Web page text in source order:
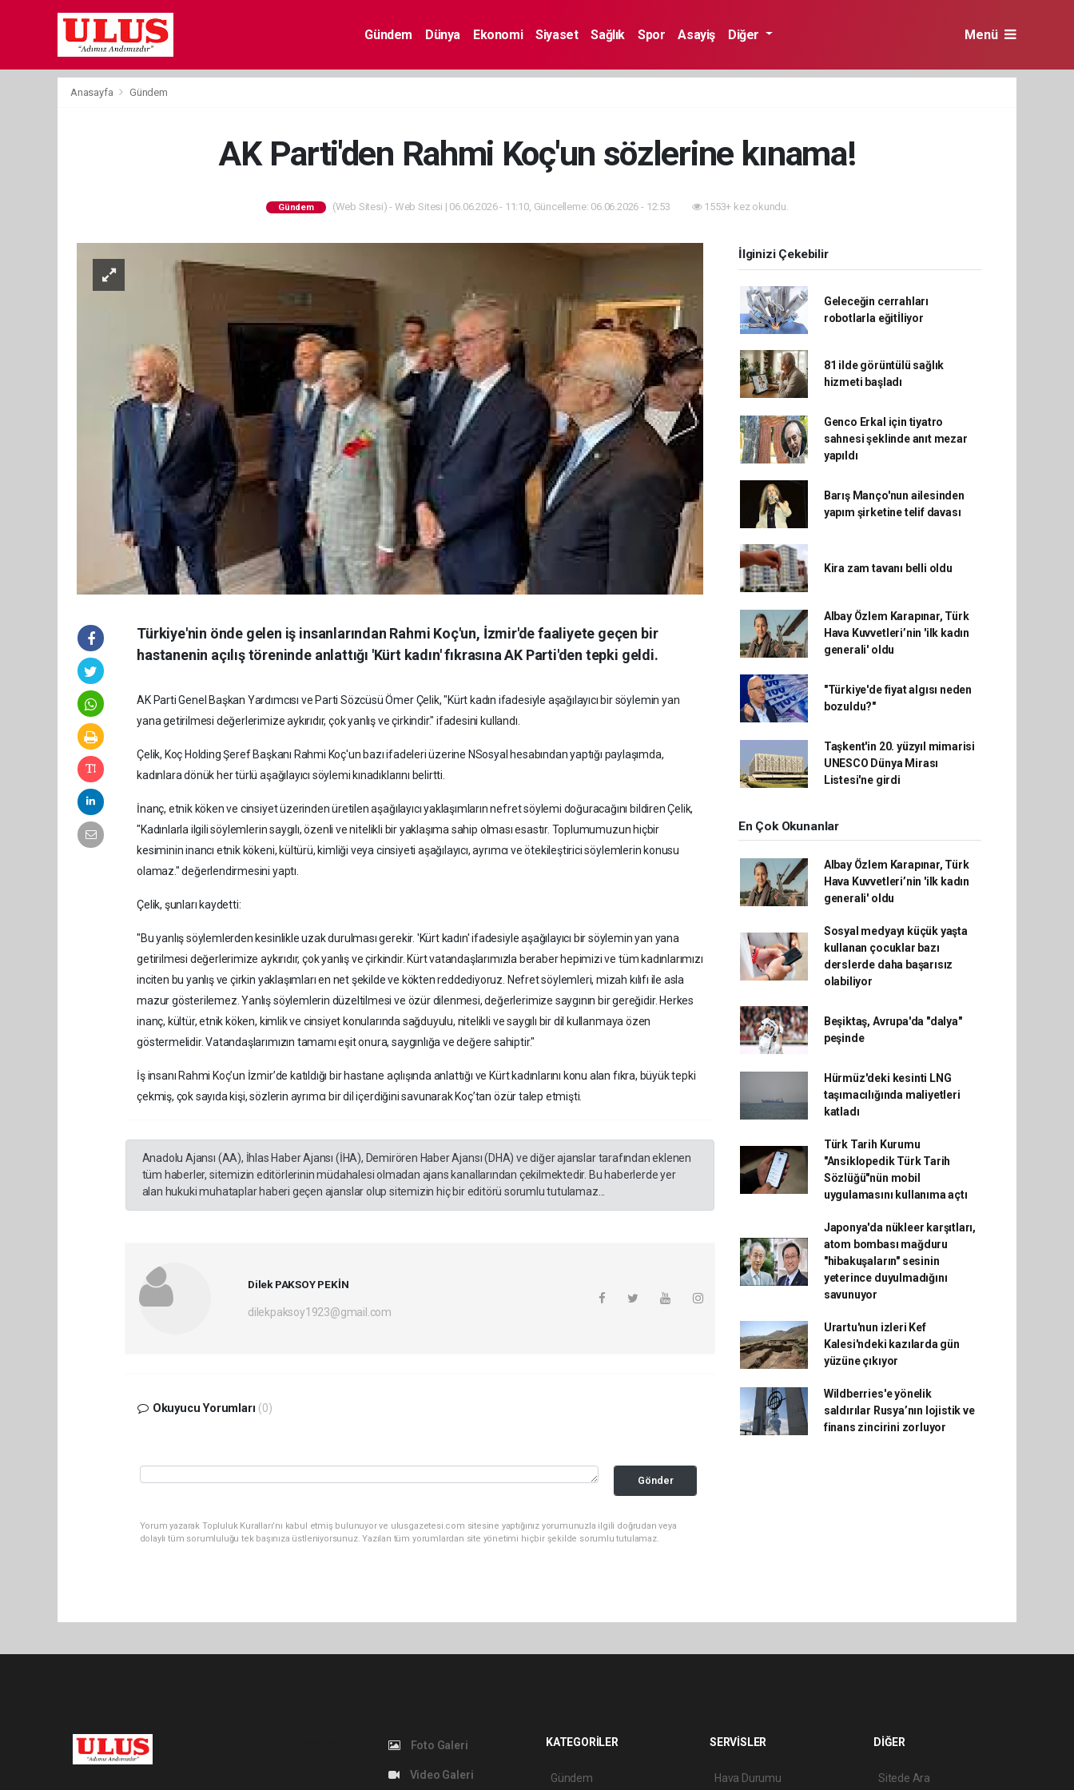
Gündem Dünya Ekonomi Siyaset Sağlık Spor Asayiş Diğer Menü
Anasayfa Gündem
AK Parti'den Rahmi Koç'un sözlerine kınama!
Gündem (Web Sitesi) - Web Sitesi | 06.06.2026 - 11:10, Güncelleme: 06.06.2026 - 12:53 1553+ kez okundu.
Türkiye'nin önde gelen iş insanlarından Rahmi Koç'un, İzmir'de faaliyete geçen bir
hastanenin açılış töreninde anlattığı 'Kürt kadın' fıkrasına AK Parti'den tepki geldi.
AK Parti Genel Başkan Yardımcısı ve Parti Sözcüsü Ömer Çelik, "Kürt kadın ifadesiyle aşağılayıcı bir söylemin yan
yana getirilmesi değerlerimize aykırıdır, çok yanlış ve çirkindir." ifadesini kullandı.
Çelik, Koç Holding Şeref Başkanı Rahmi Koç'un bazı ifadeleri üzerine NSosyal hesabından yaptığı paylaşımda,
kadınlara dönük her türlü aşağılayıcı söylemi kınadıklarını belirtti.
İnanç, etnik köken ve cinsiyet üzerinden üretilen aşağılayıcı yaklaşımların nefret söylemi doğuracağını bildiren Çelik,
"Kadınlarla ilgili söylemlerin saygılı, özenli ve nitelikli bir yaklaşıma sahip olması esastır. Toplumumuzun hiçbir
kesiminin inancı etnik kökeni, kültürü, kimliği veya cinsiyeti aşağılayıcı, ayrımcı ve ötekileştirici söylemlerin konusu
olamaz." değerlendirmesini yaptı.
Çelik, şunları kaydetti:
"Bu yanlış söylemlerden kesinlikle uzak durulması gerekir. 'Kürt kadın' ifadesiyle aşağılayıcı bir söylemin yan yana
getirilmesi değerlerimize aykırıdır, çok yanlış ve çirkindir. Kürt vatandaşlarımızla beraber hepimizi ve tüm kadınlarımızı
inciten bu yanlış ve çirkin yaklaşımları en net şekilde ve kökten reddediyoruz. Nefret söylemleri, mizah kılıfı ile asla
mazur gösterilemez. Yanlış söylemlerin düzeltilmesi ve özür dilenmesi, değerlerimize saygının bir gereğidir. Herkes
inanç, kültür, etnik köken, kimlik ve cinsiyet konularında sağduyulu, nitelikli ve saygılı bir dil kullanmaya özen
göstermelidir. Vatandaşlarımızın tamamı eşit onura, saygınlığa ve değere sahiptir."
İş insanı Rahmi Koç’un İzmir’de katıldığı bir hastane açılışında anlattığı ve Kürt kadınlarını konu alan fıkra, büyük tepki
çekmiş, çok sayıda kişi, sözlerin ayrımcı bir dil içerdiğini savunarak Koç’tan özür talep etmişti.
Anadolu Ajansı (AA), İhlas Haber Ajansı (İHA), Demirören Haber Ajansı (DHA) ve diğer ajanslar tarafından eklenen
tüm haberler, sitemizin editörlerinin müdahalesi olmadan ajans kanallarından çekilmektedir. Bu haberlerde yer
alan hukuki muhataplar haberi geçen ajanslar olup sitemizin hiç bir editörü sorumlu tutulamaz...
Dilek PAKSOY PEKİN
dilekpaksoy1923@gmail.com
Okuyucu Yorumları (0)
Gönder
Yorum yazarak Topluluk Kuralları’nı kabul etmiş bulunuyor ve ulusgazetesi.com sitesine yaptığınız yorumunuzla ilgili doğrudan veya
dolaylı tüm sorumluluğu tek başınıza üstleniyorsunuz. Yazılan tüm yorumlardan site yönetimi hiçbir şekilde sorumlu tutulamaz.
İlginizi Çekebilir
Geleceğin cerrahları
robotlarla eğitİliyor
81 ilde görüntülü sağlık
hizmeti başladı
Genco Erkal için tiyatro
sahnesi şeklinde anıt mezar
yapıldı
Barış Manço'nun ailesinden
yapım şirketine telif davası
Kira zam tavanı belli oldu
Albay Özlem Karapınar, Türk
Hava Kuvvetleri’nin 'ilk kadın
generali' oldu
"Türkiye'de fiyat algısı neden
bozuldu?"
Taşkent'in 20. yüzyıl mimarisi
UNESCO Dünya Mirası
Listesi'ne girdi
En Çok Okunanlar
Albay Özlem Karapınar, Türk
Hava Kuvvetleri’nin 'ilk kadın
generali' oldu
Sosyal medyayı küçük yaşta
kullanan çocuklar bazı
derslerde daha başarısız
olabiliyor
Beşiktaş, Avrupa'da "dalya"
peşinde
Hürmüz'deki kesinti LNG
taşımacılığında maliyetleri
katladı
Türk Tarih Kurumu
"Ansiklopedik Türk Tarih
Sözlüğü"nün mobil
uygulamasını kullanıma açtı
Japonya'da nükleer karşıtları,
atom bombası mağduru
"hibakuşaların" sesinin
yeterince duyulmadığını
savunuyor
Urartu'nun izleri Kef
Kalesi'ndeki kazılarda gün
yüzüne çıkıyor
Wildberries'e yönelik
saldırılar Rusya’nın lojistik ve
finans zincirini zorluyor
Foto Galeri
Video Galeri
KATEGORİLER
Gündem
SERVİSLER
Hava Durumu
DİĞER
Sitede Ara